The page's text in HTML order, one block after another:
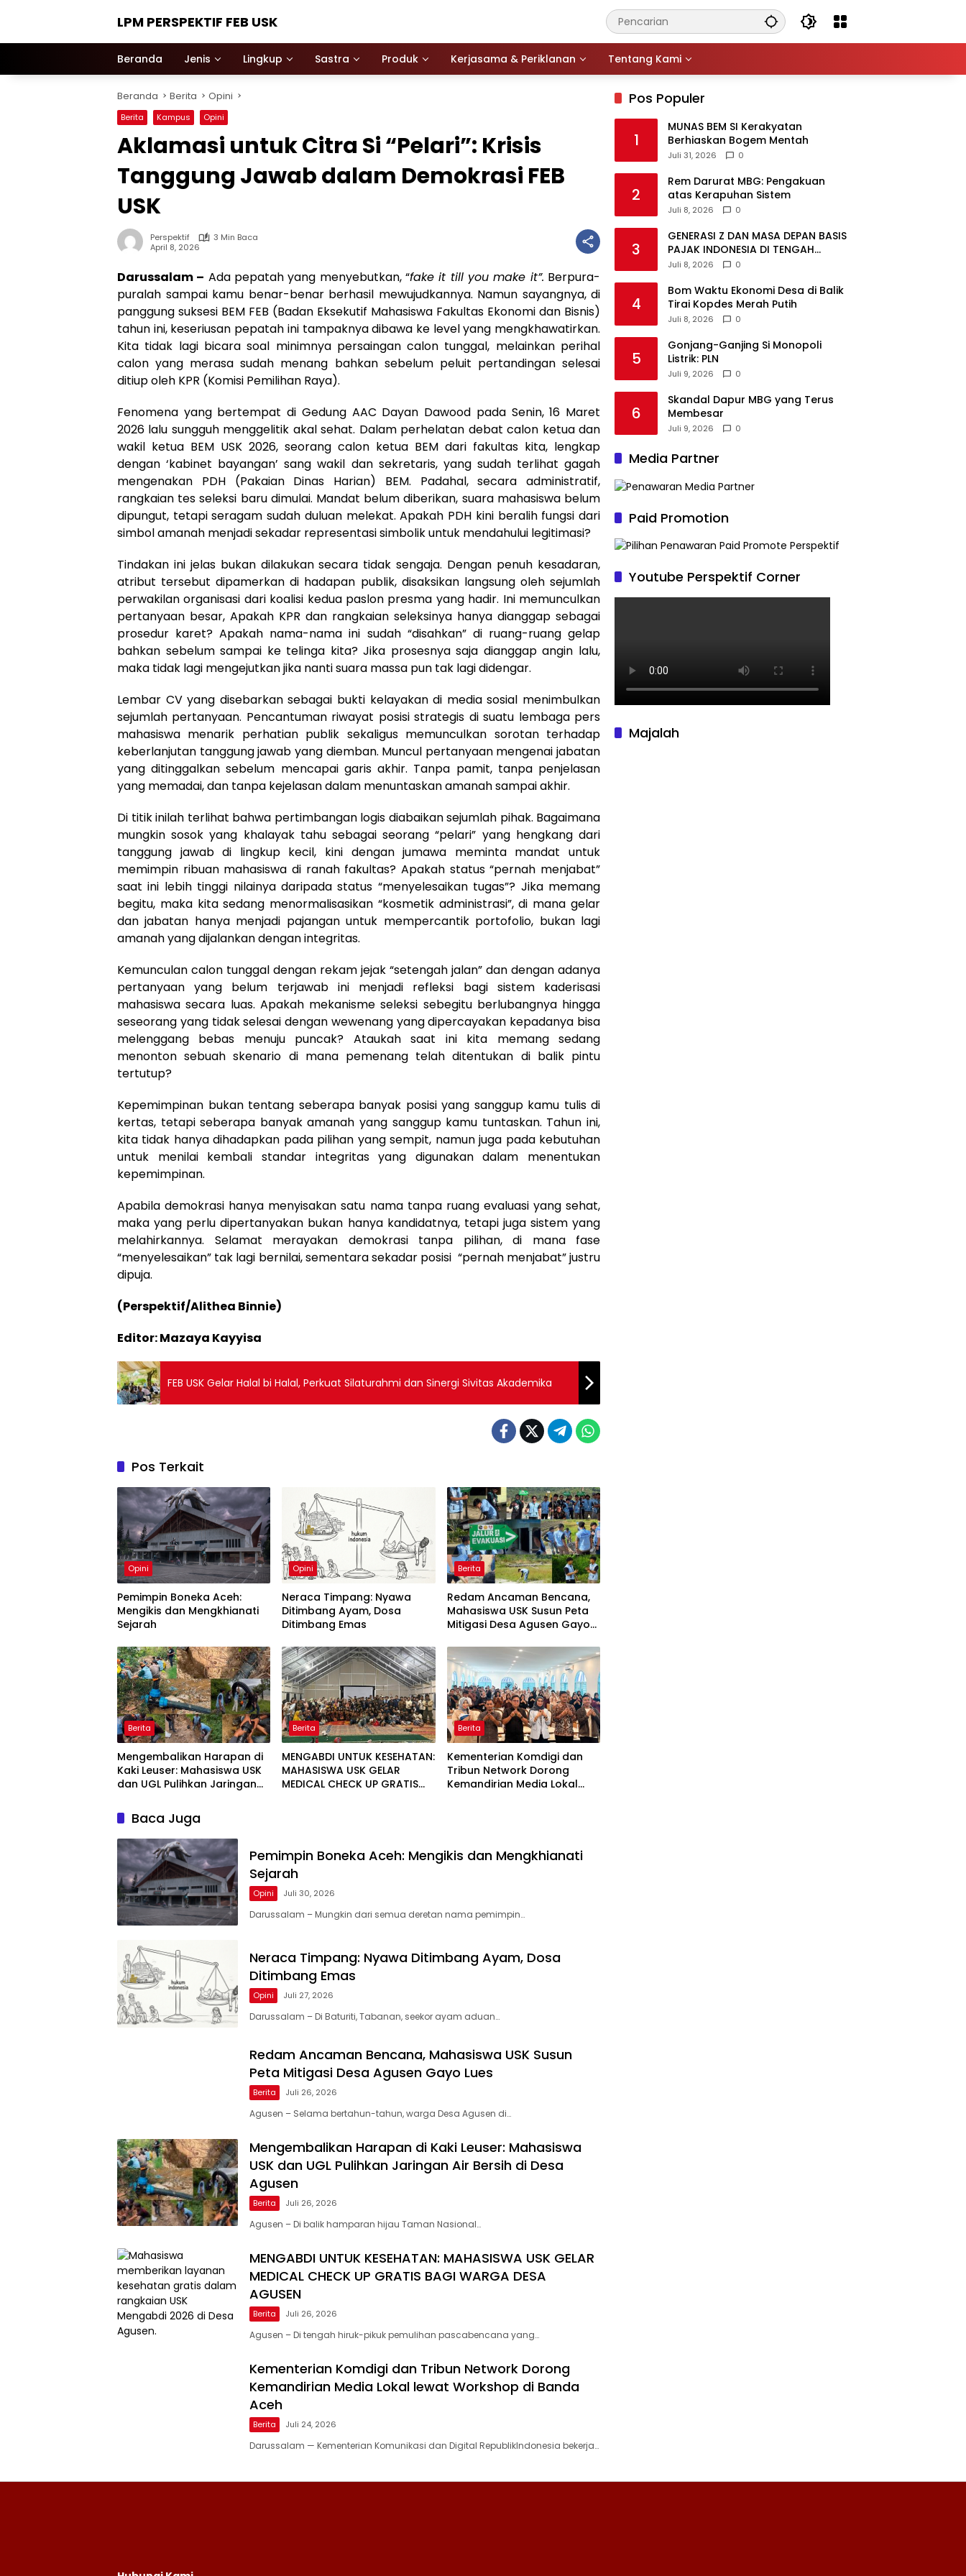
LPM PERSPEKTIF FEB USK
Beranda Jenis Lingkup Sastra Produk Kerjasama & Periklanan Tentang Kami
Beranda Berita Opini
Berita Kampus Opini
Aklamasi untuk Citra Si “Pelari”: Krisis
Tanggung Jawab dalam Demokrasi FEB
USK
Perspektif
3 Min Baca
April 8, 2026
Darussalam – Ada pepatah yang menyebutkan, “fake it till you make it”. Berpura-
puralah sampai kamu benar-benar berhasil mewujudkannya. Namun sayangnya, di
panggung suksesi BEM FEB (Badan Eksekutif Mahasiswa Fakultas Ekonomi dan Bisnis)
tahun ini, keseriusan pepatah ini tampaknya dibawa ke level yang mengkhawatirkan.
Kita tidak lagi bicara soal minimnya persaingan calon tunggal, melainkan perihal
calon yang merasa sudah menang bahkan sebelum peluit pertandingan selesai
ditiup oleh KPR (Komisi Pemilihan Raya).
Fenomena yang bertempat di Gedung AAC Dayan Dawood pada Senin, 16 Maret
2026 lalu sungguh menggelitik akal sehat. Dalam perhelatan debat calon ketua dan
wakil ketua BEM USK 2026, seorang calon ketua BEM dari fakultas kita, lengkap
dengan ‘kabinet bayangan’ sang wakil dan sekretaris, yang sudah terlihat gagah
mengenakan PDH (Pakaian Dinas Harian) BEM. Padahal, secara administratif,
rangkaian tes seleksi baru dimulai. Mandat belum diberikan, suara mahasiswa belum
dipungut, tetapi seragam sudah duluan melekat. Apakah PDH kini beralih fungsi dari
simbol amanah menjadi sekadar representasi simbolik untuk mendahului legitimasi?
Tindakan ini jelas bukan dilakukan secara tidak sengaja. Dengan penuh kesadaran,
atribut tersebut dipamerkan di hadapan publik, disaksikan langsung oleh sejumlah
perwakilan organisasi dari koalisi kedua paslon presma yang hadir. Ini memunculkan
pertanyaan besar, Apakah KPR dan rangkaian seleksinya hanya dianggap sebagai
prosedur karet? Apakah nama-nama ini sudah “disahkan” di ruang-ruang gelap
bahkan sebelum sampai ke telinga kita? Jika prosesnya saja dianggap angin lalu,
maka tidak lagi mengejutkan jika nanti suara massa pun tak lagi didengar.
Lembar CV yang disebarkan sebagai bukti kelayakan di media sosial menimbulkan
sejumlah pertanyaan. Pencantuman riwayat posisi strategis di suatu lembaga pers
mahasiswa menarik perhatian publik sekaligus memunculkan sorotan terhadap
keberlanjutan tanggung jawab yang diemban. Muncul pertanyaan mengenai jabatan
yang ditinggalkan sebelum mencapai garis akhir. Tanpa pamit, tanpa penjelasan
yang memadai, dan tanpa kejelasan dalam menuntaskan amanah sampai akhir.
Di titik inilah terlihat bahwa pertimbangan logis diabaikan sejumlah pihak. Bagaimana
mungkin sosok yang khalayak tahu sebagai seorang “pelari” yang hengkang dari
tanggung jawab di lingkup kecil, kini dengan jumawa meminta mandat untuk
memimpin ribuan mahasiswa di ranah fakultas? Apakah status “pernah menjabat”
saat ini lebih tinggi nilainya daripada status “menyelesaikan tugas”? Jika memang
begitu, maka kita sedang menormalisasikan “kosmetik administrasi”, di mana gelar
dan jabatan hanya menjadi pajangan untuk mempercantik portofolio, bukan lagi
amanah yang dijalankan dengan integritas.
Kemunculan calon tunggal dengan rekam jejak “setengah jalan” dan dengan adanya
pertanyaan yang belum terjawab ini menjadi refleksi bagi sistem kaderisasi
mahasiswa secara luas. Apakah mekanisme seleksi sebegitu berlubangnya hingga
seseorang yang tidak selesai dengan wewenang yang dipercayakan kepadanya bisa
melenggang bebas menuju puncak? Ataukah saat ini kita memang sedang
menonton sebuah skenario di mana pemenang telah ditentukan di balik pintu
tertutup?
Kepemimpinan bukan tentang seberapa banyak posisi yang sanggup kamu tulis di
kertas, tetapi seberapa banyak amanah yang sanggup kamu tuntaskan. Tahun ini,
kita tidak hanya dihadapkan pada pilihan yang sempit, namun juga pada kebutuhan
untuk menilai kembali standar integritas yang digunakan dalam menentukan
kepemimpinan.
Apabila demokrasi hanya menyisakan satu nama tanpa ruang evaluasi yang sehat,
maka yang perlu dipertanyakan bukan hanya kandidatnya, tetapi juga sistem yang
melahirkannya. Selamat merayakan demokrasi tanpa pilihan, di mana fase
“menyelesaikan” tak lagi bernilai, sementara sekadar posisi “pernah menjabat” justru
dipuja.
(Perspektif/Alithea Binnie)
Editor: Mazaya Kayyisa
FEB USK Gelar Halal bi Halal, Perkuat Silaturahmi dan Sinergi Sivitas Akademika
Pos Terkait
Opini
Pemimpin Boneka Aceh:
Mengikis dan Mengkhianati
Sejarah
Opini
Neraca Timpang: Nyawa
Ditimbang Ayam, Dosa
Ditimbang Emas
Berita
Redam Ancaman Bencana,
Mahasiswa USK Susun Peta
Mitigasi Desa Agusen Gayo
Berita
Mengembalikan Harapan di
Kaki Leuser: Mahasiswa USK
dan UGL Pulihkan Jaringan
Berita
MENGABDI UNTUK KESEHATAN:
MAHASISWA USK GELAR
MEDICAL CHECK UP GRATIS
Berita
Kementerian Komdigi dan
Tribun Network Dorong
Kemandirian Media Lokal
Baca Juga
Pemimpin Boneka Aceh: Mengikis dan Mengkhianati
Sejarah
Opini Juli 30, 2026
Darussalam – Mungkin dari semua deretan nama pemimpin…
Neraca Timpang: Nyawa Ditimbang Ayam, Dosa
Ditimbang Emas
Opini Juli 27, 2026
Darussalam – Di Baturiti, Tabanan, seekor ayam aduan…
Redam Ancaman Bencana, Mahasiswa USK Susun
Peta Mitigasi Desa Agusen Gayo Lues
Berita Juli 26, 2026
Agusen – Selama bertahun-tahun, warga Desa Agusen di…
Mengembalikan Harapan di Kaki Leuser: Mahasiswa
USK dan UGL Pulihkan Jaringan Air Bersih di Desa
Agusen
Berita Juli 26, 2026
Agusen – Di balik hamparan hijau Taman Nasional…
MENGABDI UNTUK KESEHATAN: MAHASISWA USK GELAR
MEDICAL CHECK UP GRATIS BAGI WARGA DESA
AGUSEN
Berita Juli 26, 2026
Agusen – Di tengah hiruk-pikuk pemulihan pascabencana yang…
Kementerian Komdigi dan Tribun Network Dorong
Kemandirian Media Lokal lewat Workshop di Banda
Aceh
Berita Juli 24, 2026
Darussalam — Kementerian Komunikasi dan Digital RepublikIndonesia bekerja…
Pos Populer
1
MUNAS BEM SI Kerakyatan
Berhiaskan Bogem Mentah
Juli 31, 2026 0
2
Rem Darurat MBG: Pengakuan
atas Kerapuhan Sistem
Juli 8, 2026 0
3
GENERASI Z DAN MASA DEPAN BASIS
PAJAK INDONESIA DI TENGAH
DISRUPSI GLOBAL
Juli 8, 2026 0
4
Bom Waktu Ekonomi Desa di Balik
Tirai Kopdes Merah Putih
Juli 8, 2026 0
5
Gonjang-Ganjing Si Monopoli
Listrik: PLN
Juli 9, 2026 0
6
Skandal Dapur MBG yang Terus
Membesar
Juli 9, 2026 0
Media Partner
Paid Promotion
Youtube Perspektif Corner
Majalah